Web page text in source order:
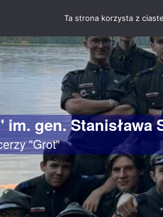
im. gen. Stanisława
"Grot"
Ta strona korzysta z